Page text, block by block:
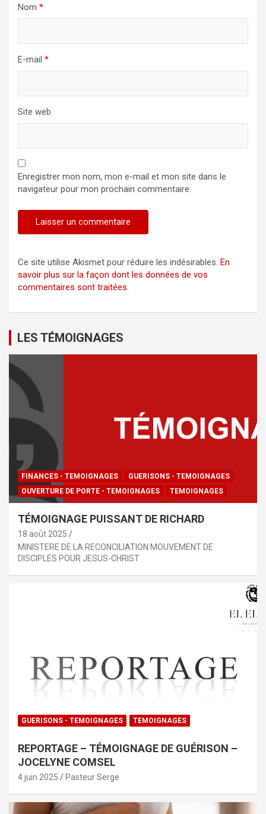
Nom *
E-mail *
Site web
Enregistrer mon nom, mon e-mail et mon site dans le
navigateur pour mon prochain commentaire.
Ce site utilise Akismet pour réduire les indésirables. En
savoir plus sur la façon dont les données de vos
commentaires sont traitées
LES TÉMOIGNAGES
FINANCES - TEMOIGNAGES
GUERISONS - TEMOIGNAGES
OUVERTURE DE PORTE - TEMOIGNAGES
TEMOIGNAGES
TÉMOIGNAGE PUISSANT DE RICHARD
18 août 2025
MINISTERE DE LA RECONCILIATION MOUVEMENT DE
DISCIPLES POUR JESUS-CHRIST
GUERISONS - TEMOIGNAGES TEMOIGNAGES
REPORTAGE – TÉMOIGNAGE DE GUÉRISON –
JOCELYNE COMSEL
4 juin 2025 Pasteur Serge